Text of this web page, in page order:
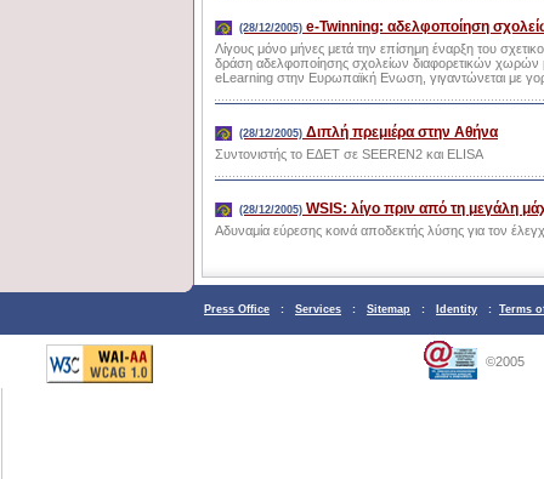
(28/12/2005) e-Twinning: αδελφοποίηση
Λίγους μόνο μήνες μετά την επίσημη έναρξη του
δράση αδελφοποίησης σχολείων διαφορετικών χωρών
eLearning στην Ευρωπαϊκή Ενωση, γιγαντώνεται με
(28/12/2005) Διπλή πρεμιέρα στην Αθήνα
Συντονιστής το ΕΔΕΤ σε SEEREN2 και ELISA
(28/12/2005) WSIS: λίγο πριν από τη μεγάλη
Αδυναμία εύρεσης κοινά αποδεκτής λύσης για τον
Press Office : Services : Sitemap : Identity : Terms
©2005